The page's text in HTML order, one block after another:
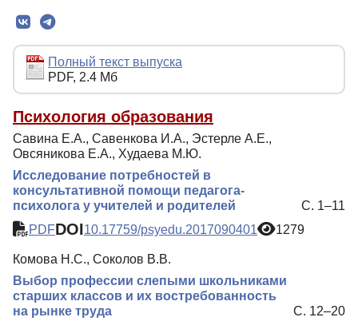
Редколлегия
Редакционная политика
Индексирование
Для авторов
Рубрики
Препринты
Подписка
Контакты
Полный текст выпуска
PDF, 2.4 Мб
Психология образования
Савина Е.А., Савенкова И.А., Эстерле А.Е.,
Овсяникова Е.А., Худаева М.Ю.
Исследование потребностей в
консультативной помощи педагога-
психолога у учителей и родителей
С. 1–11
PDFDOI10.17759/psyedu.2017090401 1279
Комова Н.С., Соколов В.В.
Выбор профессии слепыми школьниками
старших классов и их востребованность
на рынке труда
С. 12–20